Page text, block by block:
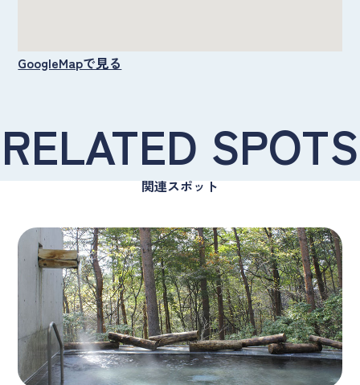
GoogleMapで見る
RELATED SPOTS
関連スポット